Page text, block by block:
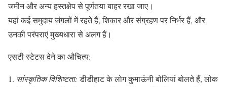
जमीन और अन्य हस्तक्षेप से पूर्णतया बाहर रखा जाए।
यहां कई समुदाय जंगलों में रहते हैं, शिकार और संग्रहण पर निर्भर हैं, और
उनकी परंपराएं मुख्यधारा से अलग हैं।
एसटी स्टेटस देने का औचित्य:
सांस्कृतिक विशिष्टता:डीडीहाट के लोग कुमाऊंनी बोलियां बोलते हैं, लोक